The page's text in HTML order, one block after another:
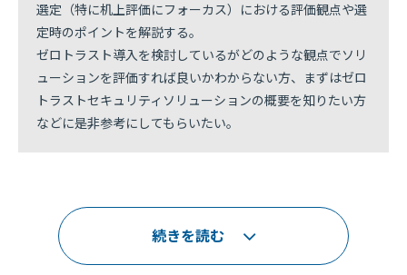
選定（特に机上評価にフォーカス）における評価観点や選
定時のポイントを解説する。
ゼロトラスト導入を検討しているがどのような観点でソリ
ューションを評価すれば良いかわからない方、まずはゼロ
トラストセキュリティソリューションの概要を知りたい方
などに是非参考にしてもらいたい。
続きを読む